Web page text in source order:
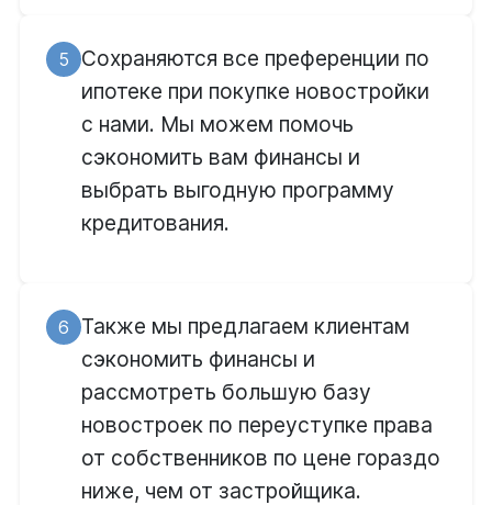
5
Сохраняются все преференции по
ипотеке при покупке новостройки
с нами. Мы можем помочь
сэкономить вам финансы и
выбрать выгодную программу
кредитования.
6
Также мы предлагаем клиентам
сэкономить финансы и
рассмотреть большую базу
новостроек по переуступке права
от собственников по цене гораздо
ниже, чем от застройщика.